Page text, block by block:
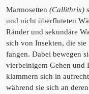
Marmosetten (Callithrix)
und nicht überfluteten
Ränder und sekundäre
sich von Insekten, die
fangen. Dabei bewegen
vierbeinigem Gehen und
klammern sich in
während sie sich an